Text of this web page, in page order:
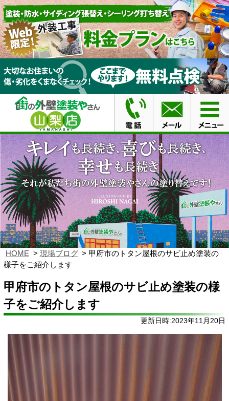
HOME 現場ブログ
甲府市のトタン屋根のサビ止め塗装の
様子をご紹介します
甲府市のトタン屋根のサビ止め塗装の様
子をご紹介します
更新日時:2023年11月20日